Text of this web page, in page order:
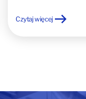
Czytaj więcej